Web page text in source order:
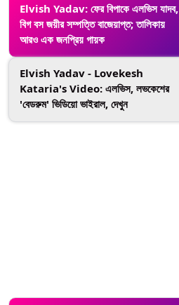
Elvish Yadav: ফের বিপাকে এলভিস যাদব,
বিগ বস জয়ীর সম্পত্তি বাজেয়াপ্ত; তালিকায়
আরও এক জনপ্রিয় গায়ক
Elvish Yadav - Lovekesh
Kataria's Video: এলভিস, লভকেশের
'বেডরুম' ভিডিয়ো ভাইরাল, দেখুন